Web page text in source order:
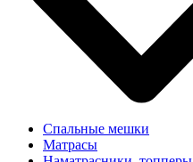
Спальные мешки
Матрасы